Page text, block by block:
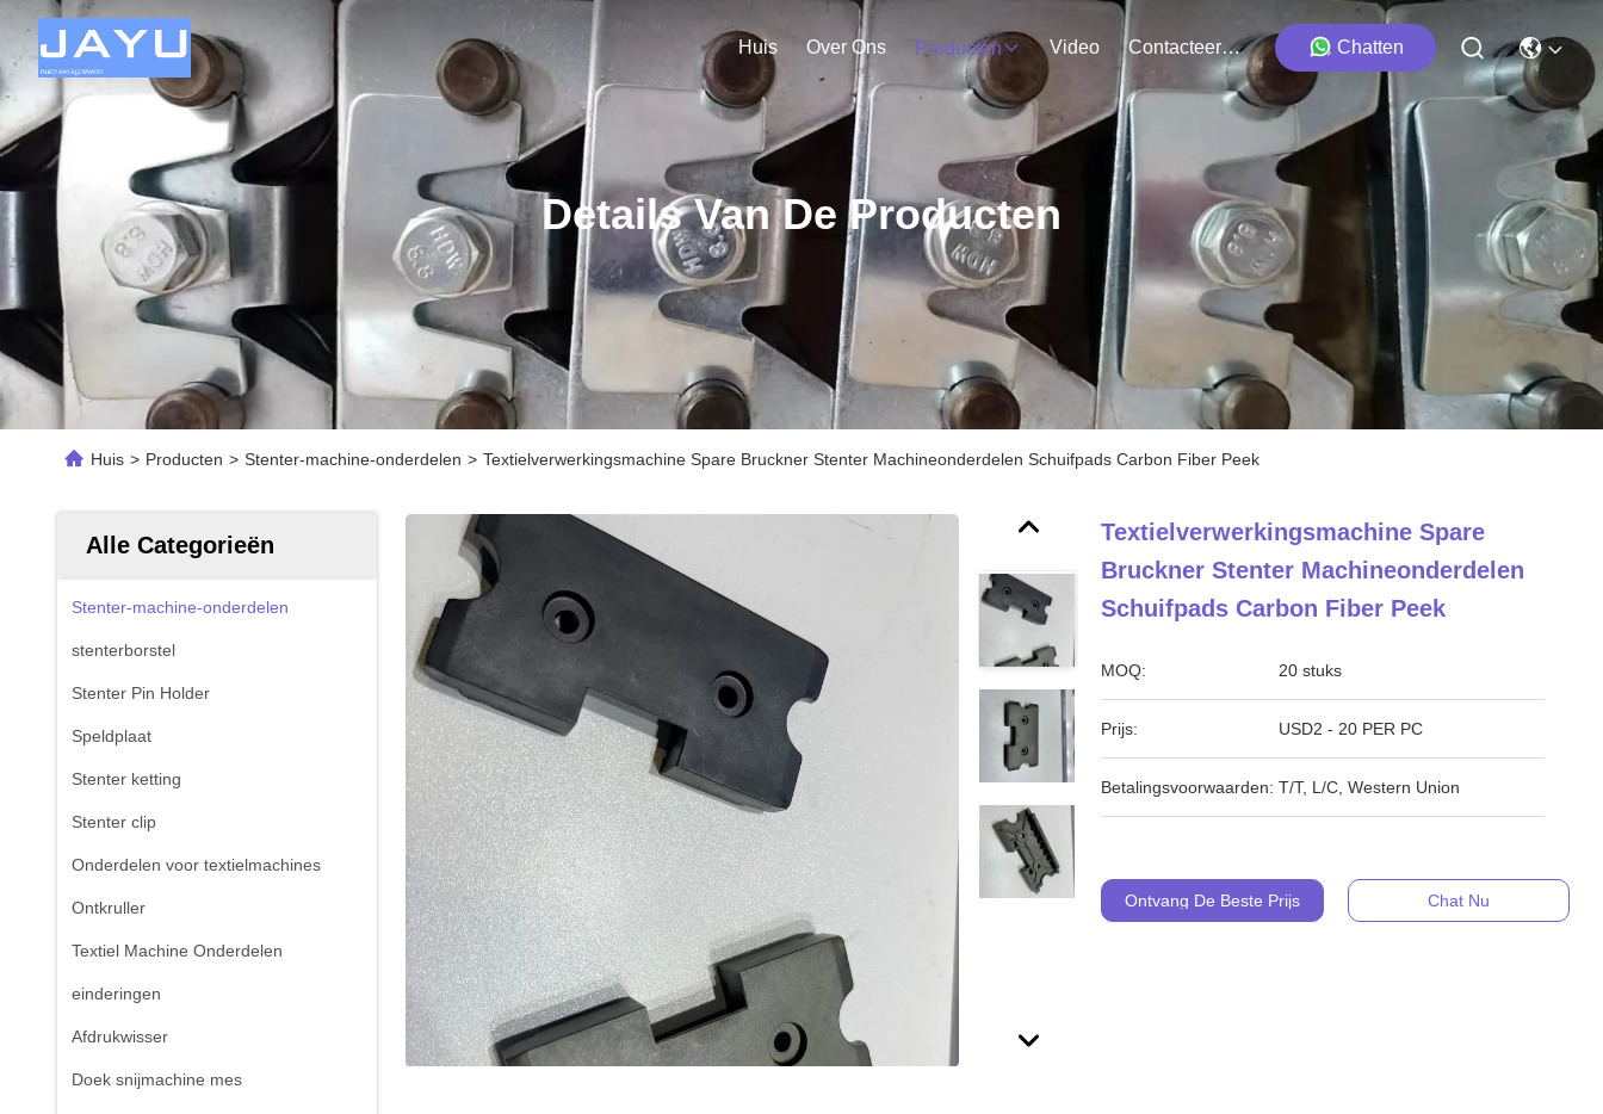
Huis Over Ons Producten Video Contacteer Ons Chatten
Details Van De Producten
Huis > Producten > Stenter-machine-onderdelen > Textielverwerkingsmachine Spare Bruckner Stenter Machineonderdelen Schuifpads Carbon Fiber Peek
Alle Categorieën
Stenter-machine-onderdelen
stenterborstel
Stenter Pin Holder
Speldplaat
Stenter ketting
Stenter clip
Onderdelen voor textielmachines
Ontkruller
Textiel Machine Onderdelen
einderingen
Afdrukwisser
Doek snijmachine mes
Textielverwerkingsmachine Spare
Bruckner Stenter Machineonderdelen
Schuifpads Carbon Fiber Peek
MOQ: 20 stuks
Prijs: USD2 - 20 PER PC
Betalingsvoorwaarden: T/T, L/C, Western Union
Ontvang De Beste Prijs Chat Nu